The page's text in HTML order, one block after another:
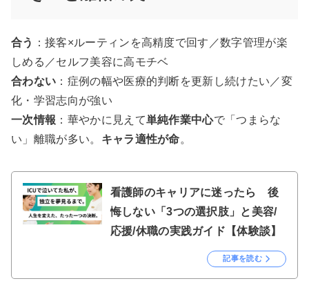
合う
：接客×ルーティンを高精度で回す／数字管理が楽
しめる／セルフ美容に高モチベ
合わない ：症例の幅や医療的判断を更新し続けたい／変
化・学習志向が強い
一次情報 ：華やかに見えて単純作業中心で「つまらな
い」離職が多い。 キャラ適性が命。
看護師のキャリアに迷ったら 後
悔しない「3つの選択肢」と美容/
応援/休職の実践ガイド【体験談】
記事を読む